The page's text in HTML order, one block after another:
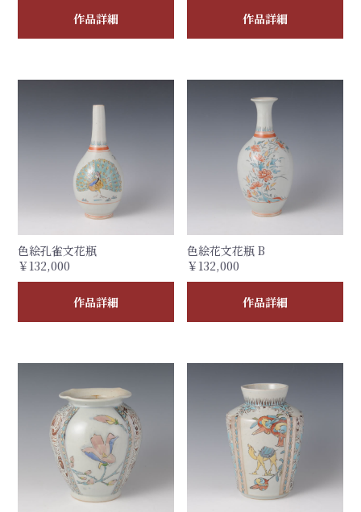
作品詳細 作品詳細
色絵孔雀文花瓶
￥132,000
作品詳細
色絵花文花瓶 B
￥132,000
作品詳細